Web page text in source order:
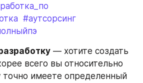
#аутсорсинг
— хотите создать
всего вы относительно
имеете определенный